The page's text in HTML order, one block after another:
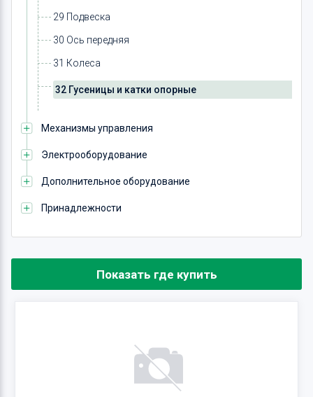
29 Подвеска
30 Ось передняя
31 Колеса
32 Гусеницы и катки опорные
Механизмы управления
Электрооборудование
Дополнительное оборудование
Принадлежности
Показать где купить